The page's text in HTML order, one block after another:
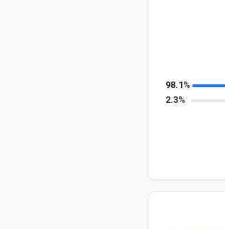
98.1%
2.3%